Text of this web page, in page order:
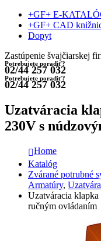
+GF+ E-
+GF+ CAD
Dopyt
Zastúpenie švajčiarskej
Potrebujete poradiť?
02/44 257 032
Potrebujete poradiť?
02/44 257 032
Uzatváracia
230V s
Home
Katalóg
Zvárané potrubné
Armatúry,
Uzatváracia
ručným ovládaním